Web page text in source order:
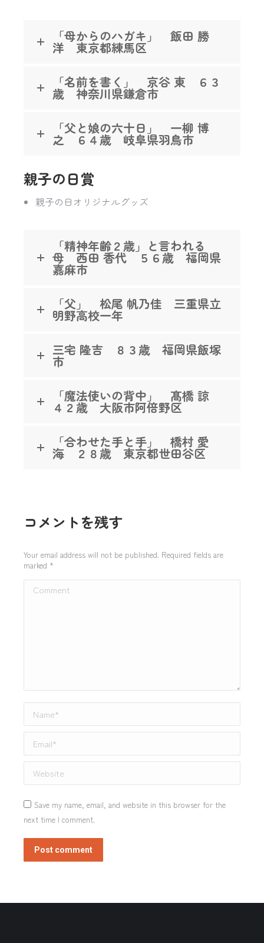
「母からのハガキ」 飯田 勝
洋 東京都練馬区
「名前を書く」 京谷 東 ６３
歳 神奈川県鎌倉市
「父と娘の六十日」 一柳 博
之 ６４歳 岐阜県羽鳥市
親子の日賞
親子の日オリジナルグッズ
「精神年齢２歳」と言われる
母 西田 香代 ５６歳 福岡県
嘉麻市
「父」 松尾 帆乃佳 三重県立
明野高校一年
三宅 隆吉 ８３歳 福岡県飯塚
市
「魔法使いの背中」 髙橋 諒
４２歳 大阪市阿倍野区
「合わせた手と手」 橋村 愛
海 ２８歳 東京都世田谷区
コメントを残す
Your email address will not be published. Required fields are
marked *
Comment
Name *
Email *
Website
Save my name, email, and website in this browser for the
next time I comment.
Post comment